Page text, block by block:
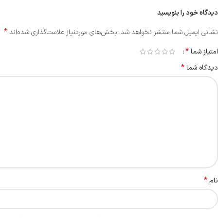
دیدگاه خود را بنویسید
نشانی ایمیل شما منتشر نخواهد شد. بخش‌های موردنیاز علامت‌گذاری شده‌اند*
امتیاز شما*
دیدگاه شما*
نام*